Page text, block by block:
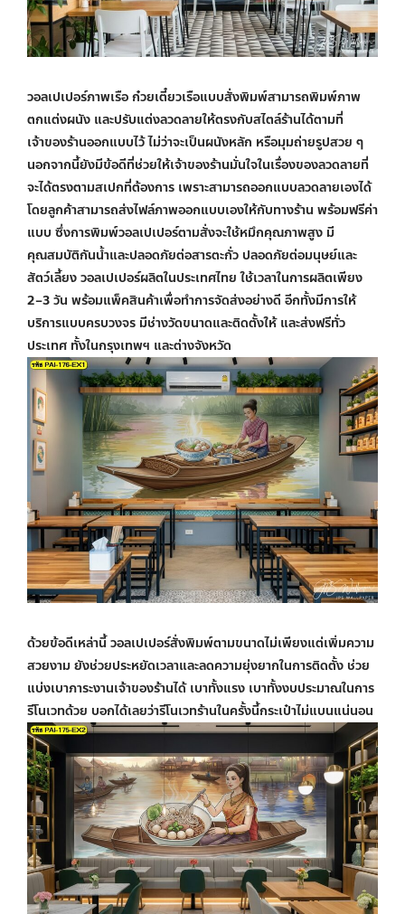
วอลเปเปอร์ภาพเรือ ก๋วยเตี๋ยวเรือแบบสั่งพิมพ์สามารถพิมพ์ภาพ
ตกแต่งผนัง และปรับแต่งลวดลายให้ตรงกับสไตล์ร้านได้ตามที่
เจ้าของร้านออกแบบไว้ ไม่ว่าจะเป็นผนังหลัก หรือมุมถ่ายรูปสวย ๆ
นอกจากนี้ยังมีข้อดีที่ช่วยให้เจ้าของร้านมั่นใจในเรื่องของลวดลายที่
จะได้ตรงตามสเปกที่ต้องการ เพราะสามารถออกแบบลวดลายเองได้
โดยลูกค้าสามารถส่งไฟล์ภาพออกแบบเองให้กับทางร้าน พร้อมฟรีค่า
แบบ ซึ่งการพิมพ์วอลเปเปอร์ตามสั่งจะใช้หมึกคุณภาพสูง มี
คุณสมบัติกันน้ำและปลอดภัยต่อสารตะกั่ว ปลอดภัยต่อมนุษย์และ
สัตว์เลี้ยง วอลเปเปอร์ผลิตในประเทศไทย ใช้เวลาในการผลิตเพียง
2–3 วัน พร้อมแพ็คสินค้าเพื่อทำการจัดส่งอย่างดี อีกทั้งมีการให้
บริการแบบครบวงจร มีช่างวัดขนาดและติดตั้งให้ และส่งฟรีทั่ว
ประเทศ ทั้งในกรุงเทพฯ และต่างจังหวัด
ด้วยข้อดีเหล่านี้วอลเปเปอร์สั่งพิมพ์ตามขนาดไม่เพียงแต่เพิ่มความ
สวยงาม ยังช่วยประหยัดเวลาและลดความยุ่งยากในการติดตั้ง ช่วย
แบ่งเบาภาระงานเจ้าของร้านได้ เบาทั้งแรง เบาทั้งงบประมาณในการ
รีโนเวทด้วย บอกได้เลยว่ารีโนเวทร้านในครั้งนี้กระเป๋าไม่แบนแน่นอน